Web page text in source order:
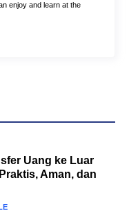
enjoy and learn at the
Uang ke Luar
Aman, dan